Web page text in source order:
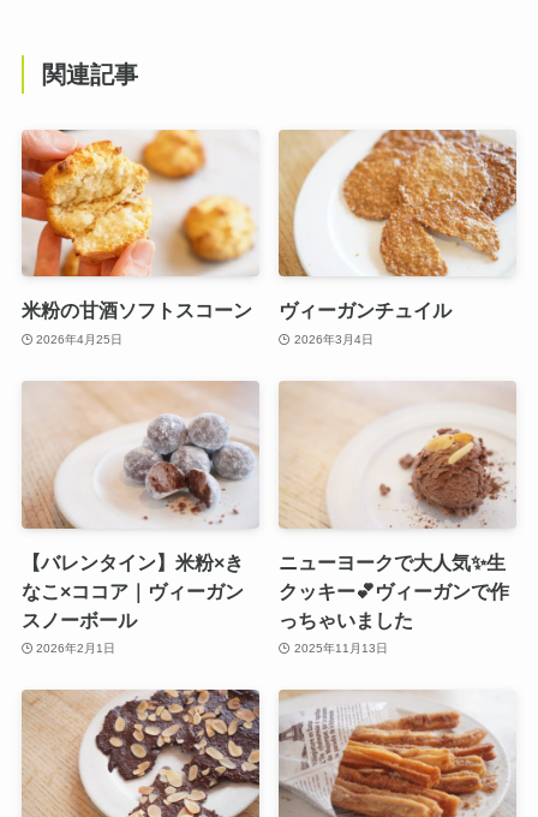
関連記事
米粉の甘酒ソフトスコーン
2026年4月25日
ヴィーガンチュイル
2026年3月4日
【バレンタイン】米粉×き
なこ×ココア｜ヴィーガン
スノーボール
2026年2月1日
ニューヨークで大人気✨生
クッキー💕ヴィーガンで作
っちゃいました
2025年11月13日